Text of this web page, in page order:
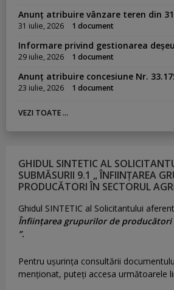
Anunț atribuire vânzare teren din
31 iulie, 2026 1 document
Informare privind gestionarea
29 iulie, 2026 1 document
Anunț atribuire concesiune Nr.
23 iulie, 2026 1 document
VEZI TOATE ...
GHIDUL SINTETIC AL
SUBMĂSURII 9.1 „ ÎNFIINȚAREA
PRODUCĂTORI ÎN SECTORUL
Ghidul SINTETIC al Solicitantului
Înființarea grupurilor de
”.
Pentru uşurinţa consultării
menţionat, puteţi accesa următoarele